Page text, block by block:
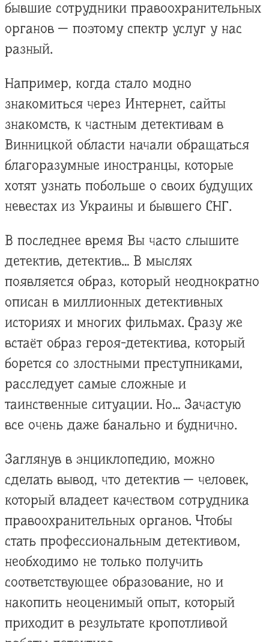
бывшие сотрудники правоохранительных
органов — поэтому спектр услуг у нас
разный.
Например, когда стало модно
знакомиться через Интернет, сайты
знакомств, к частным детективам в
Винницкой области начали обращаться
благоразумные иностранцы, которые
хотят узнать побольше о своих будущих
невестах из Украины и бывшего СНГ.
В последнее время Вы часто слышите
детектив, детектив… В мыслях
появляется образ, который неоднократно
описан в миллионных детективных
историях и многих фильмах. Сразу же
встаёт образ героя-детектива, который
борется со злостными преступниками,
расследует самые сложные и
таинственные ситуации. Но… Зачастую
все очень даже банально и буднично.
Заглянув в энциклопедию, можно
сделать вывод, что детектив — человек,
который владеет качеством сотрудника
правоохранительных органов. Чтобы
стать профессиональным детективом,
необходимо не только получить
соответствующее образование, но и
накопить неоценимый опыт, который
приходит в результате кропотливой